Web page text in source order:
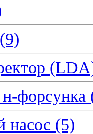
форсунка
насос (5)